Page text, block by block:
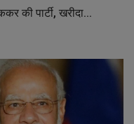
की पार्टी, खरीदा...